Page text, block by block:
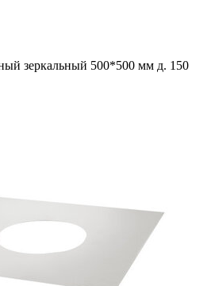
зеркальный 500*500 мм д. 150